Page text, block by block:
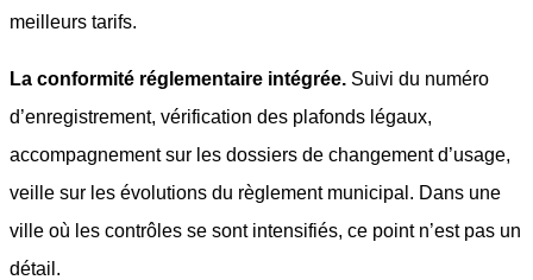
meilleurs tarifs.
La conformité réglementaire intégrée. Suivi du numéro
d’enregistrement, vérification des plafonds légaux,
accompagnement sur les dossiers de changement d’usage,
veille sur les évolutions du règlement municipal. Dans une
ville où les contrôles se sont intensifiés, ce point n’est pas un
détail.